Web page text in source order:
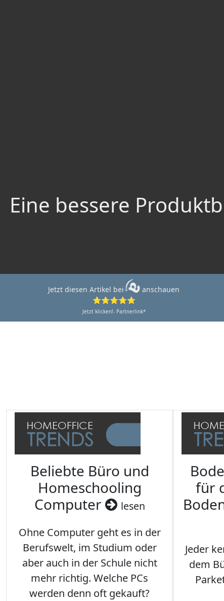
Eine bessere
Jetzt diesen Artikel bei
anschauen
⭐⭐⭐⭐⭐
Jetzt klicken!- Partnerlink*
Beliebte Büro und
Homeschooling
Computer
lesen
Ohne Computer geht es in der
Berufswelt, im Studium oder
aber auch in der Schule nicht
mehr richtig. Welche PCs
werden denn oft gekauft?
für
Jeder
dem